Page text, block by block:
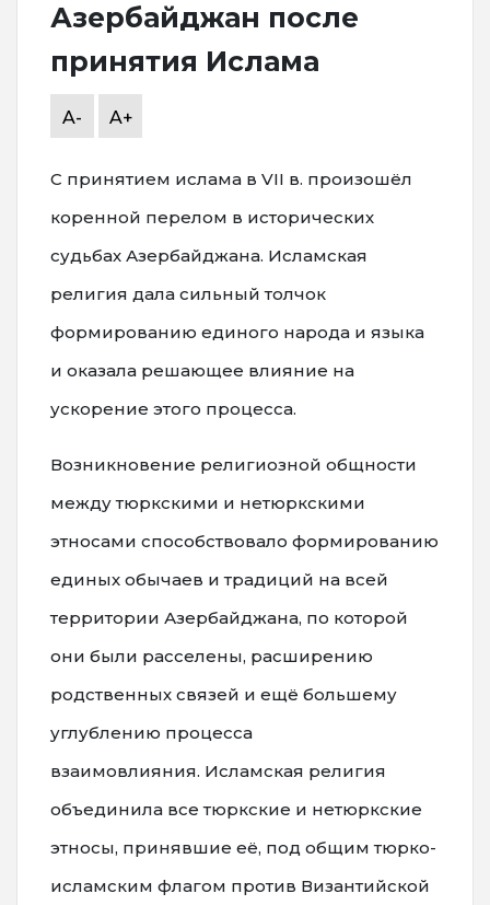
Азербайджан после
принятия Ислама
A- A+
С принятием ислама в VII в. произошёл
коренной перелом в исторических
судьбах Азербайджана. Исламская
религия дала сильный толчок
формированию единого народа и языка
и оказала решающее влияние на
ускорение этого процесса.
Возникновение религиозной общности
между тюркскими и нетюркскими
этносами способствовало формированию
единых обычаев и традиций на всей
территории Азербайджана, по которой
они были расселены, расширению
родственных связей и ещё большему
углублению процесса
взаимовлияния. Исламская религия
объединила все тюркские и нетюркские
этносы, принявшие её, под общим тюрко-
исламским флагом против Византийской